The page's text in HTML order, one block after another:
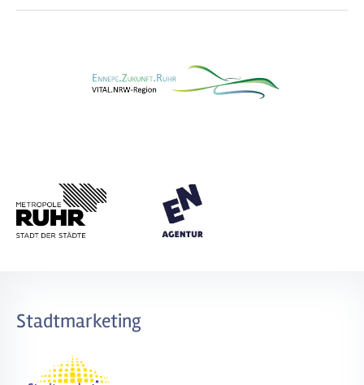
Stadtmarketing